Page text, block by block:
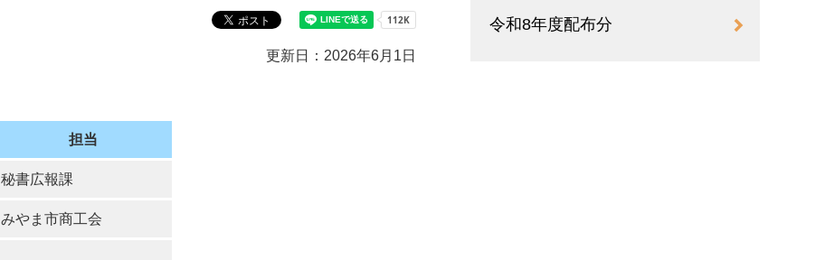
デジタル地域通貨
企業版ふるさと納税
更新日：2026年6月1日
担当
秘書広報課
みやま市商工会
令和8年度配布分